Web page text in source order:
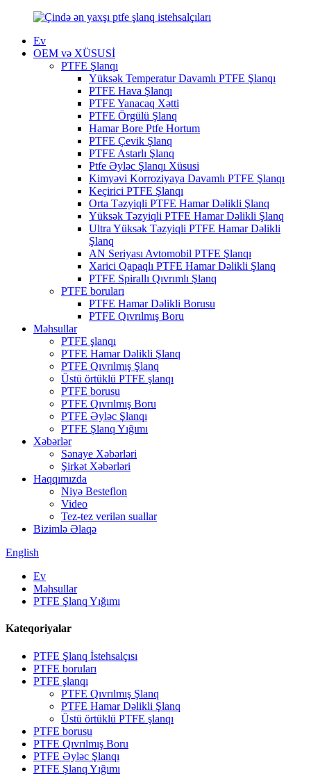
Ev
OEM və XÜSUSİ
PTFE Şlanqı
Yüksək Temperatur Davamlı PTFE Şlanqı
PTFE Hava Şlanqı
PTFE Yanacaq Xətti
PTFE Örgülü Şlanq
Hamar Bore Ptfe Hortum
PTFE Çevik Şlanq
PTFE Astarlı Şlanq
Ptfe Əyləc Şlanqı Xüsusi
Kimyəvi Korroziyaya Davamlı PTFE Şlanqı
Keçirici PTFE Şlanqı
Orta Təzyiqli PTFE Hamar Dəlikli Şlanq
Yüksək Təzyiqli PTFE Hamar Dəlikli Şlanq
Ultra Yüksək Təzyiqli PTFE Hamar Dəlikli
Şlanq
AN Seriyası Avtomobil PTFE Şlanqı
Xarici Qapaqlı PTFE Hamar Dəlikli Şlanq
PTFE Spirallı Qıvrımlı Şlanq
PTFE boruları
PTFE Hamar Dəlikli Borusu
PTFE Qıvrılmış Boru
Məhsullar
PTFE şlanqı
PTFE Hamar Dəlikli Şlanq
PTFE Qıvrılmış Şlanq
Üstü örtüklü PTFE şlanqı
PTFE borusu
PTFE Qıvrılmış Boru
PTFE Əyləc Şlanqı
PTFE Şlanq Yığımı
Xəbərlər
Sənaye Xəbərləri
Şirkət Xəbərləri
Haqqımızda
Niyə Besteflon
Video
Tez-tez verilən suallar
Bizimlə Əlaqə
English
Ev
Məhsullar
PTFE Şlanq Yığımı
Kateqoriyalar
PTFE Şlanq İstehsalçısı
PTFE boruları
PTFE şlanqı
PTFE Qıvrılmış Şlanq
PTFE Hamar Dəlikli Şlanq
Üstü örtüklü PTFE şlanqı
PTFE borusu
PTFE Qıvrılmış Boru
PTFE Əyləc Şlanqı
PTFE Şlanq Yığımı